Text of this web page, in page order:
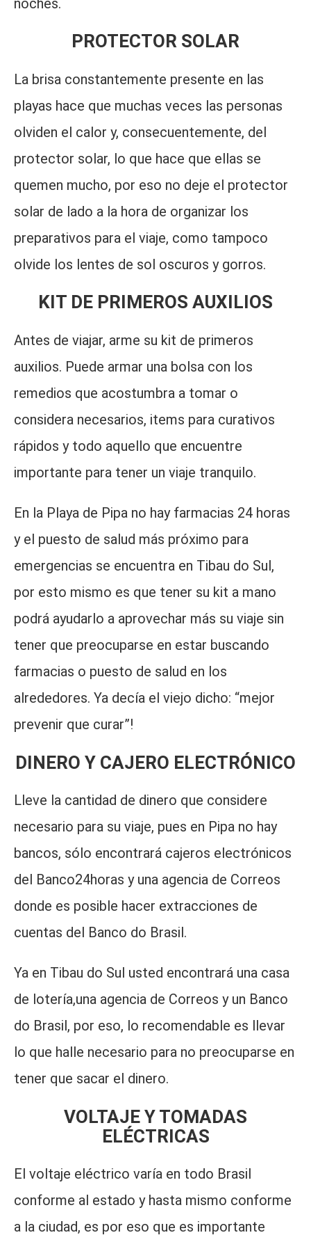
PROTECTOR SOLAR
La brisa constantemente presente en las
playas hace que muchas veces las personas
olviden el calor y, consecuentemente, del
protector solar, lo que hace que ellas se
quemen mucho, por eso no deje el protector
solar de lado a la hora de organizar los
preparativos para el viaje, como tampoco
olvide los lentes de sol oscuros y gorros.
KIT DE PRIMEROS AUXILIOS
Antes de viajar, arme su kit de primeros
auxilios. Puede armar una bolsa con los
remedios que acostumbra a tomar o
considera necesarios, items para curativos
rápidos y todo aquello que encuentre
importante para tener un viaje tranquilo.
En la Playa de Pipa no hay farmacias 24 horas
y el puesto de salud más próximo para
emergencias se encuentra en Tibau do Sul,
por esto mismo es que tener su kit a mano
podrá ayudarlo a aprovechar más su viaje sin
tener que preocuparse en estar buscando
farmacias o puesto de salud en los
alrededores. Ya decía el viejo dicho: “mejor
prevenir que curar”!
DINERO Y CAJERO ELECTRÓNICO
Lleve la cantidad de dinero que considere
necesario para su viaje, pues en Pipa no hay
bancos, sólo encontrará cajeros electrónicos
del Banco24horas y una agencia de Correos
donde es posible hacer extracciones de
cuentas del Banco do Brasil.
Ya en Tibau do Sul usted encontrará una casa
de lotería,una agencia de Correos y un Banco
do Brasil, por eso, lo recomendable es llevar
lo que halle necesario para no preocuparse en
tener que sacar el dinero.
VOLTAJE Y TOMADAS
ELÉCTRICAS
El voltaje eléctrico varía en todo Brasil
conforme al estado y hasta mismo conforme
a la ciudad, es por eso que es importante